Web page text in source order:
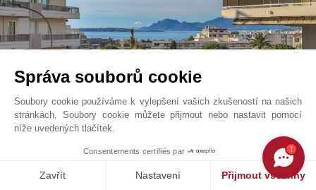
Antibes - Rostagne
Francouzská Riviéra, Francie
850 000 EUR
Prodej Byt
Správa souborů cookie
Soubory cookie používáme k vylepšení vašich zkušeností na našich
stránkách. Soubory cookie můžete přijmout nebo nastavit pomocí
níže uvedených tlačítek.
Consentements certifiés par
Zavřít Nastavení Přijmout všechny
1